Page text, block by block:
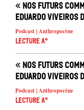
« Nos futurs
Eduardo Viveiros
Podcast | Anthropocène
Lecture A°
« Nos futurs
Eduardo Viveiros
Podcast | Anthropocène
Lecture A°